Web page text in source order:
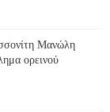
Μανώλη
ορεινού